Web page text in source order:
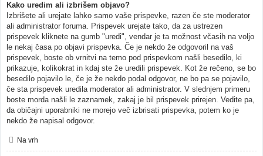
Kako uredim ali izbrišem objavo?
Izbrišete ali urejate lahko samo vaše prispevke, razen če ste moderator
ali administrator foruma. Prispevek urejate tako, da za ustrezen
prispevek kliknete na gumb "uredi", vendar je ta možnost včasih na voljo
le nekaj časa po objavi prispevka. Če je nekdo že odgovoril na vaš
prispevek, boste ob vrnitvi na temo pod prispevkom našli besedilo, ki
prikazuje, kolikokrat in kdaj ste že uredili prispevek. Kot že rečeno, se bo
besedilo pojavilo le, če je že nekdo podal odgovor, ne bo pa se pojavilo,
če sta prispevek uredila moderator ali administrator. V slednjem primeru
boste morda našli le zaznamek, zakaj je bil prispevek prirejen. Vedite pa,
da običajni uporabniki ne morejo več izbrisati prispevka, potem ko je
nekdo že napisal odgovor.
Na vrh